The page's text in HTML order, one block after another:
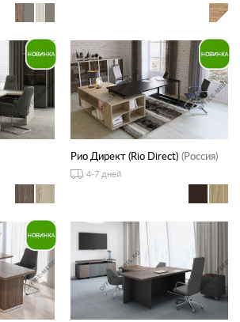
Рио Директ (Rio Direct) (Россия)
4-7 дней